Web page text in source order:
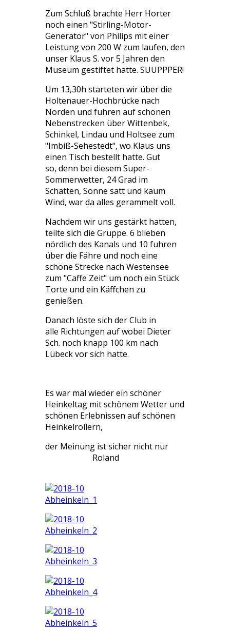
Zum Schluß brachte Herr Horter
noch einen "Stirling-Motor-
Generator" von Philips mit einer
Leistung von 200 W zum laufen, den
unser Klaus S. vor 5 Jahren den
Museum gestiftet hatte. SUUPPPER!
Um 13,30h starteten wir über die
Holtenauer-Hochbrücke nach
Norden und fuhren auf schönen
Nebenstrecken über Wittenbek,
Schinkel, Lindau und Holtsee zum
"Imbiß-Sehestedt", wo Klaus uns
einen Tisch bestellt hatte. Gut
so, denn bei diesem Super-
Sommerwetter, 24 Grad im
Schatten, Sonne satt und kaum
Wind, war da alles gerammelt voll.
Nachdem wir uns gestärkt hatten,
teilte sich die Gruppe. 6 blieben
nördlich des Kanals und 10 fuhren
über die Fähre und noch eine
schöne Strecke nach Westensee
zum "Caffe Zeit" um noch ein Stück
Torte und ein Käffchen zu
genießen.
Danach löste sich der Club in
alle Richtungen auf wobei Dieter
Sch. noch knapp 100 km nach
Lübeck vor sich hatte.
Es war mal wieder ein schöner
Heinkeltag mit schönem Wetter und
schönen Erlebnissen auf schönen
Heinkelrollern,
​​​​​​​der Meinung ist sicher nicht nur
Roland